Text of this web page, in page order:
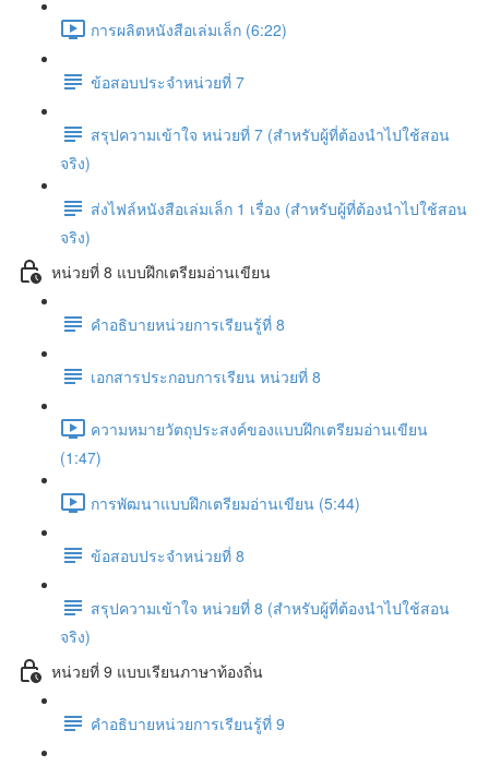
การผลิตหนังสือเล่มเล็ก (6:22)
ข้อสอบประจำหน่วยที่ 7
สรุปความเข้าใจ หน่วยที่ 7 (สำหรับผู้ที่ต้องนำไปใช้สอน
จริง)
ส่งไฟล์หนังสือเล่มเล็ก 1 เรื่อง (สำหรับผู้ที่ต้องนำไปใช้สอน
จริง)
หน่วยที่ 8 แบบฝึกเตรียมอ่านเขียน
คำอธิบายหน่วยการเรียนรู้ที่ 8
เอกสารประกอบการเรียน หน่วยที่ 8
ความหมายวัตถุประสงค์ของแบบฝึกเตรียมอ่านเขียน
(1:47)
การพัฒนาแบบฝึกเตรียมอ่านเขียน (5:44)
ข้อสอบประจำหน่วยที่ 8
สรุปความเข้าใจ หน่วยที่ 8 (สำหรับผู้ที่ต้องนำไปใช้สอน
จริง)
หน่วยที่ 9 แบบเรียนภาษาท้องถิ่น
คำอธิบายหน่วยการเรียนรู้ที่ 9